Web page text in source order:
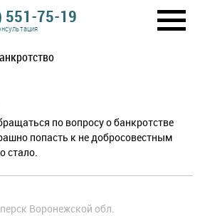
551-75-19
по вопросу о банкротстве
попасть к не добросовестным
стало.
Воронежской обл.